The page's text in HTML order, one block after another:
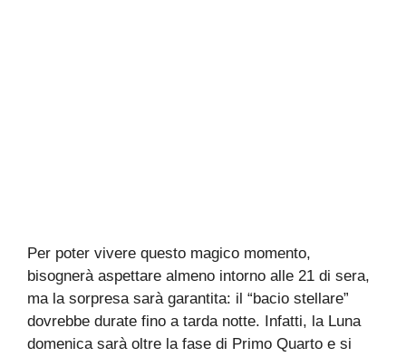
Per poter vivere questo magico momento,
bisognerà aspettare almeno intorno alle 21 di sera,
ma la sorpresa sarà garantita: il “bacio stellare”
dovrebbe durate fino a tarda notte. Infatti, la Luna
domenica sarà oltre la fase di Primo Quarto e si